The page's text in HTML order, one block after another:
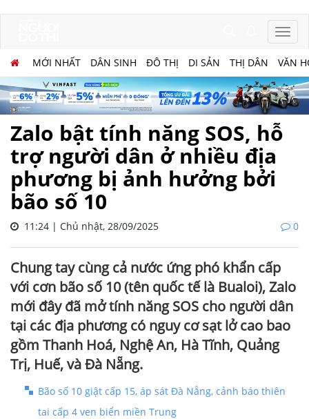
MỚI NHẤT DÂN SINH ĐÔ THỊ DI SẢN THỊ DÂN VĂN
Zalo bật tính năng SOS, hỗ
trợ người dân ở nhiều địa
phương bị ảnh hưởng bởi
bão số 10
11:24 | Chủ nhật, 28/09/2025 0
Chung tay cùng cả nước ứng phó khẩn cấp
với cơn bão số 10 (tên quốc tế là Bualoi), Zalo
mới đây đã mở tính năng SOS cho người dân
tại các địa phương có nguy cơ sạt lở cao bao
gồm Thanh Hoá, Nghệ An, Hà Tĩnh, Quảng
Trị, Huế, và Đà Nẵng.
Bão số 10 giật cấp 15, áp sát Đà Nẵng, cảnh báo thiên
tai cấp 4 ven biển miền Trung